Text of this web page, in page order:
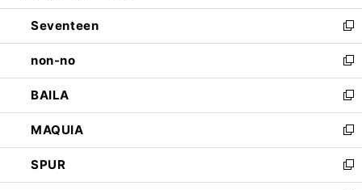
開
く
ウ
で
開
く
ン
ド
ウ
で
開
く
Seventeen
新
し
い
ウ
ィ
ン
ド
ウ
で
開
non-no
新
し
い
ウ
ィ
ン
ド
ウ
BAILA
新
し
い
ウ
ィ
ン
MAQUIA
新
し
い
ウ
SPUR
新
し